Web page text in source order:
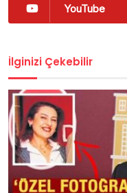
YouTube
İlginizi Çekebilir